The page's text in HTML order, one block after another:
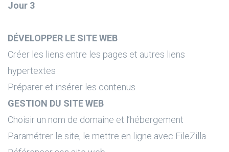
Jour 3
DÉVELOPPER LE SITE WEB
Créer les liens entre les pages et autres liens
hypertextes
Préparer et insérer les contenus
GESTION DU SITE WEB
Choisir un nom de domaine et l’hébergement
Paramétrer le site, le mettre en ligne avec FileZilla